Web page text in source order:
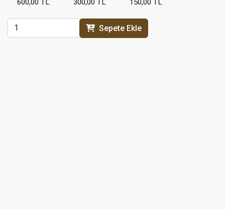
Sepete Ekle
600,00 TL 300,00 TL 150,00 TL